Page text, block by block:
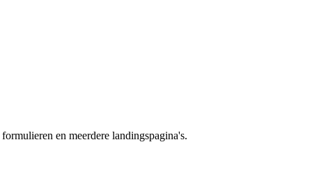
en meerdere landingspagina's.